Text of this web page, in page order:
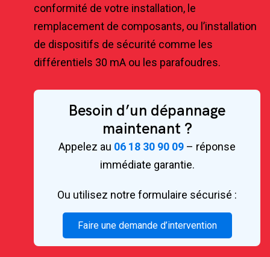
conformité de votre installation, le
remplacement de composants, ou l’installation
de dispositifs de sécurité comme les
différentiels 30 mA ou les parafoudres.
Besoin d’un dépannage
maintenant ?
Appelez au 06 18 30 90 09 – réponse
immédiate garantie.
Ou utilisez notre formulaire sécurisé :
Faire une demande d’intervention